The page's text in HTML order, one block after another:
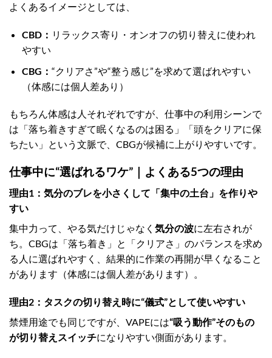
よくあるイメージとしては、
CBD： リラックス寄り・オンオフの切り替えに使われ
やすい
CBG： “クリアさ”や“整う感じ”を求めて選ばれやすい
（体感には個人差あり）
もちろん体感は人それぞれですが、仕事中の利用シーンで
は「落ち着きすぎて眠くなるのは困る」「頭をクリアに保
ちたい」という文脈で、CBGが候補に上がりやすいです。
仕事中に“選ばれるワケ”｜よくある5つの理由
理由1：気分のブレを小さくして「集中の土台」を作りや
すい
集中力って、やる気だけじゃなく 気分の波に左右されが
ち。CBGは「落ち着き」と「クリアさ」のバランスを求め
る人に選ばれやすく、結果的に作業の再開が早くなること
があります（体感には個人差があります）。
理由2：タスクの切り替え時に“儀式”として使いやすい
禁煙用途でも同じですが、VAPEには“吸う動作”そのもの
が切り替えスイッチになりやすい側面があります。